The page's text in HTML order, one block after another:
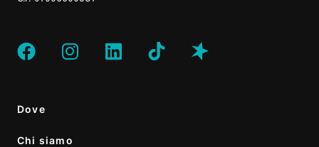
Dove
Chi siamo